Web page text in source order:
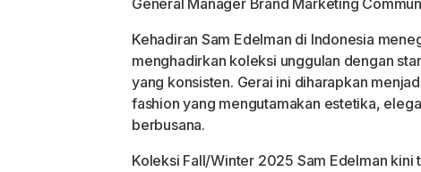
General Manager Brand Marketing
Kehadiran Sam Edelman di Indonesia
menghadirkan koleksi unggulan dengan
yang konsisten. Gerai ini diharapkan
fashion yang mengutamakan estetika,
berbusana.
Koleksi Fall/Winter 2025 Sam Edelman kini